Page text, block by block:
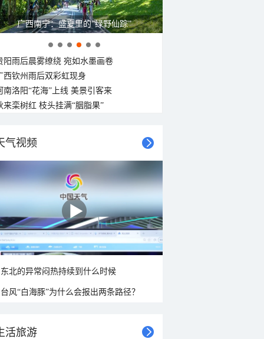
广西南宁：盛夏里的“绿野仙踪”
阳雨后晨雾缭绕 宛如水墨画卷
西钦州雨后双彩虹现身
南洛阳“花海”上线 美景引客来
来栾树红 枝头挂满“胭脂果”
气视频
东北的异常闷热持续到什么时候
台风“白海豚”为什么会报出两条路径？
活旅游